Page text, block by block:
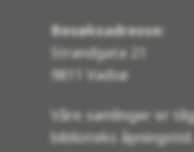
Besøksadresse:
Strandgata 21
9811 Vadsø
Våre samlinger er
biblioteks åpningstid.